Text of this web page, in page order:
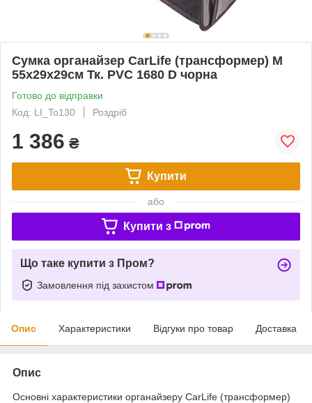
Сумка органайзер CarLife (трансформер) M
55х29х29см Тк. PVC 1680 D чорна
Готово до відправки
Код: LI_To130
Роздріб
1 386 ₴
Купити
або
Купити з
Що таке купити з Пром?
Замовлення під захистом
Опис Характеристики Відгуки про товар Доставка
Опис
Основні характеристики органайзеру CarLife (трансформер)